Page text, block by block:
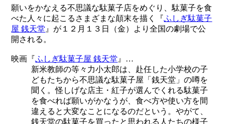
願いをかなえる不思議な駄菓子店をめぐり、駄菓子を食
べた人々に起こるさまざまな顛末を描く『ふしぎ駄菓子
屋 銭天堂 』が１２月１３日（金）より全国の劇場で公
開される。
映画『ふしぎ駄菓子屋 銭天堂 』…
新米教師の等々力小太郎は、赴任した小学校の子
どもたちから不思議な駄菓子屋「銭天堂」の噂を
聞く。怪しげな店主・紅子が選んでくれる駄菓子
を食べれば願いがかなうが、食べ方や使い方を間
違えると大変なことになるのだという。やがて、
銭天堂の駄菓子を買ったと思われる人たちの様子